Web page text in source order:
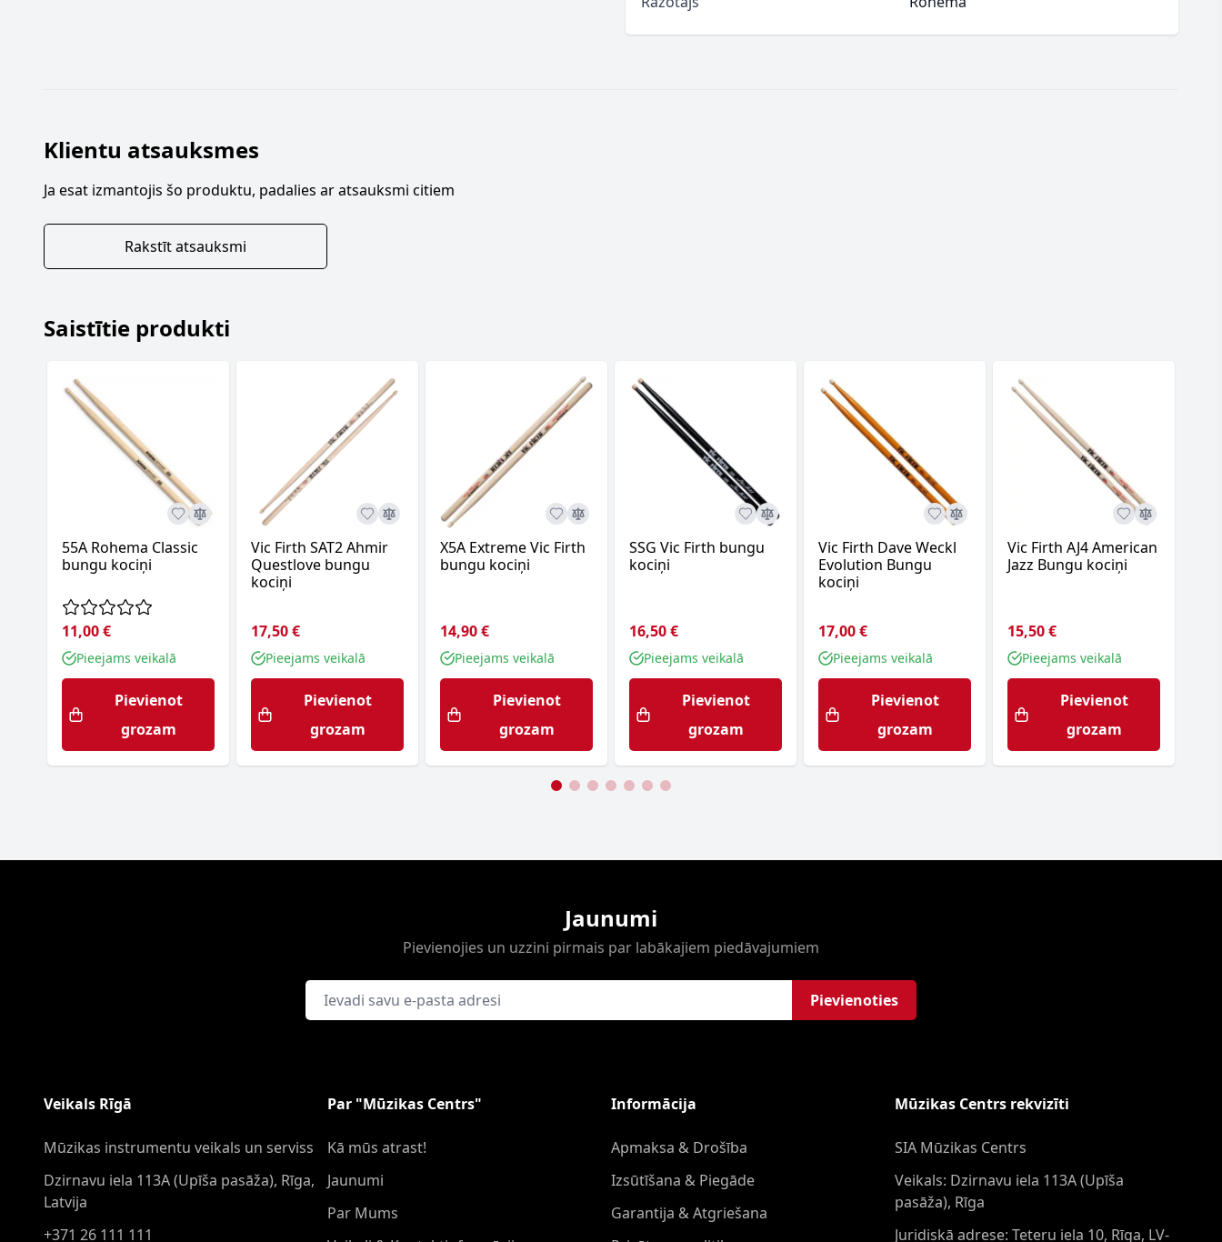
Klientu atsauksmes
Ja esat izmantojis šo produktu, padalies ar atsauksmi citiem
Rakstīt atsauksmi
Saistītie produkti
55A Rohema Classic
bungu kociņi
11,00 €
Pieejams veikalā
Pievienot
grozam
Vic Firth SAT2 Ahmir
Questlove bungu
kociņi
17,50 €
Pieejams veikalā
Pievienot
grozam
X5A Extreme Vic Firth
bungu kociņi
14,90 €
Pieejams veikalā
Pievienot
grozam
SSG Vic Firth bungu
kociņi
16,50 €
Pieejams veikalā
Pievienot
grozam
Vic Firth Dave Weckl
Evolution Bungu
kociņi
17,00 €
Pieejams veikalā
Pievienot
grozam
Vic Firth AJ4 American
Jazz Bungu kociņi
15,50 €
Pieejams veikalā
Pievienot
grozam
Jaunumi
Pievienojies un uzzini pirmais par labākajiem piedāvajumiem
E-pasta adrese Pievienoties
Veikals Rīgā
Mūzikas instrumentu veikals un serviss
Dzirnavu iela 113A (Upīša pasāža), Rīga,
Latvija
+371 26 111 111
Par "Mūzikas Centrs"
Kā mūs atrast!
Jaunumi
Par Mums
Informācija
Apmaksa & Drošība
Izsūtīšana & Piegāde
Garantija & Atgriešana
Mūzikas Centrs rekvizīti
SIA Mūzikas Centrs
Veikals: Dzirnavu iela 113A (Upīša
pasāža), Rīga
Juridiskā adrese: Teteru iela 10, Rīga, LV-